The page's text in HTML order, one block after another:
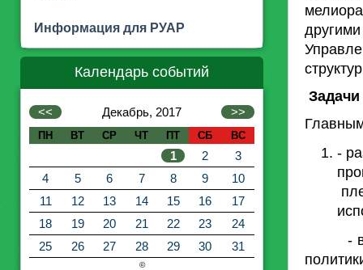
Информация для РУАР
Календарь событий
<< Декабрь, 2017 >>
ПН ВТ СР ЧТ ПТ СБ ВС
1 2
3
4
5 6 7 8 9
10
11
12 13 14 15 16
17
18
19 20 21 22 23
24
25
26 27 28 29 30 31
©
-
-